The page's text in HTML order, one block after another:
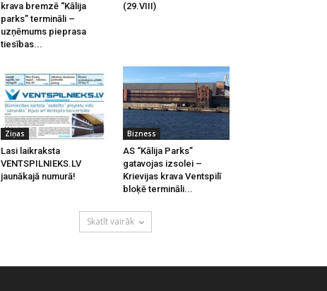
krava bremzē “Kālija
parks” termināli –
uzņēmums pieprasa
tiesības...
(29.VIII)
Ziņas
Lasi laikraksta
VENTSPILNIEKS.LV
jaunākajā numurā!
Bizness
AS “Kālija Parks”
gatavojas izsolei –
Krievijas krava Ventspilī
bloķē termināli...
Skatīt vairāk